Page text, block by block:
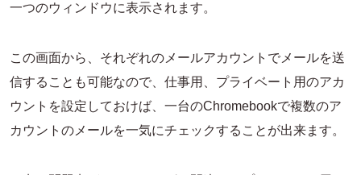
一つのウィンドウに表示されます。
この画面から、それぞれのメールアカウントでメールを送
信することも可能なので、仕事用、プライベート用のアカ
ウントを設定しておけば、一台のChromebookで複数のア
カウントのメールを一気にチェックすることが出来ます。